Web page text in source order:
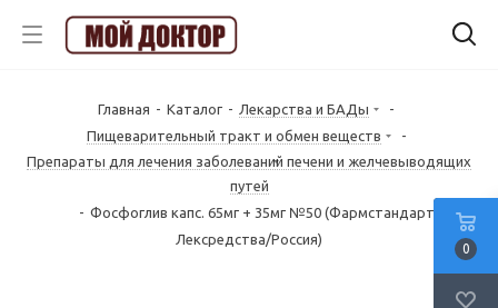
Главная - Каталог - Лекарства и БАДы
-
Пищеварительный тракт и обмен веществ
-
Препараты для лечения заболеваний печени и желчевыводящих
путей
- Фосфоглив капс. 65мг + 35мг №50 (Фармстандарт-
Лексредства/Россия)
0